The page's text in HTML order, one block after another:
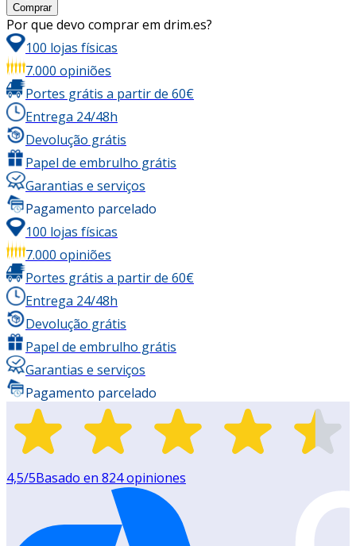
Comprar
Por que devo comprar em drim.es?
100 lojas físicas
7.000 opiniões
Portes grátis a partir de 60€
Entrega 24/48h
Devolução grátis
Papel de embrulho grátis
Garantias e serviços
Pagamento parcelado
100 lojas físicas
7.000 opiniões
Portes grátis a partir de 60€
Entrega 24/48h
Devolução grátis
Papel de embrulho grátis
Garantias e serviços
Pagamento parcelado
4,5/5Basado en 824opiniones